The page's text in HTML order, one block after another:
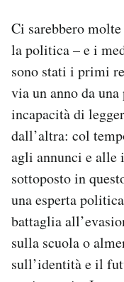
Ci sarebbero
la politica – e i
sono stati i primi
via un anno da
incapacità di
dall’altra: col
agli annunci e alle
sottoposto in
una esperta
battaglia
sulla scuola o
sull’identità e il